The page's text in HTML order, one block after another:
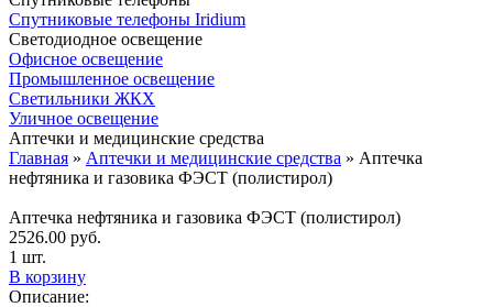
Спутниковые телефоны Iridium
Светодиодное освещение
Офисное освещение
Промышленное освещение
Светильники ЖКХ
Уличное освещение
Аптечки и медицинские средства
Главная » Аптечки и медицинские средства » Аптечка
нефтяника и газовика ФЭСТ (полистирол)
Аптечка нефтяника и газовика ФЭСТ (полистирол)
2526.00 руб.
1 шт.
В корзину
Описание: